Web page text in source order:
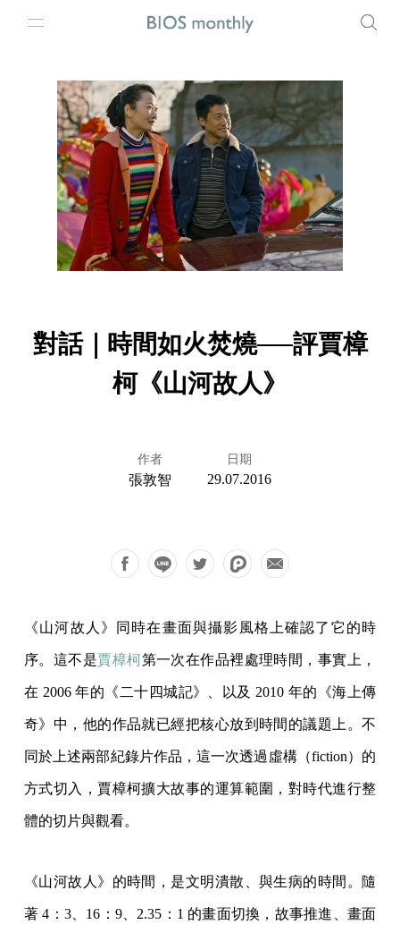
對話｜時間如火焚燒──評賈樟
柯《山河故人》
作者
張敦智
日期
29.07.2016
《山河故人》同時在畫面與攝影風格上確認了它的時
序。這不是賈樟柯第一次在作品裡處理時間，事實上，
在 2006 年的《二十四城記》、以及 2010 年的《海上傳
奇》中，他的作品就已經把核心放到時間的議題上。不
同於上述兩部紀錄片作品，這一次透過虛構（fiction）的
方式切入，賈樟柯擴大故事的運算範圍，對時代進行整
體的切片與觀看。
《山河故人》的時間，是文明潰散、與生病的時間。隨
著 4：3、16：9、2.35：1 的畫面切換，故事推進、畫面